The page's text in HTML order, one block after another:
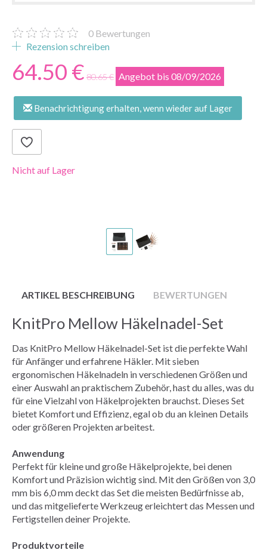
0 Bewertungen
Rezension schreiben
64.50 € 80.65 € Angebot bis 08/09/2026
Benachrichtigung erhalten, wenn wieder auf Lager
Nicht auf Lager
ARTIKEL BESCHREIBUNG BEWERTUNGEN
KnitPro Mellow Häkelnadel-Set
Das KnitPro Mellow Häkelnadel-Set ist die perfekte Wahl
für Anfänger und erfahrene Häkler. Mit sieben
ergonomischen Häkelnadeln in verschiedenen Größen und
einer Auswahl an praktischem Zubehör, hast du alles, was du
für eine Vielzahl von Häkelprojekten brauchst. Dieses Set
bietet Komfort und Effizienz, egal ob du an kleinen Details
oder größeren Projekten arbeitest.
Anwendung
Perfekt für kleine und große Häkelprojekte, bei denen
Komfort und Präzision wichtig sind. Mit den Größen von 3,0
mm bis 6,0 mm deckt das Set die meisten Bedürfnisse ab,
und das mitgelieferte Werkzeug erleichtert das Messen und
Fertigstellen deiner Projekte.
Produktvorteile